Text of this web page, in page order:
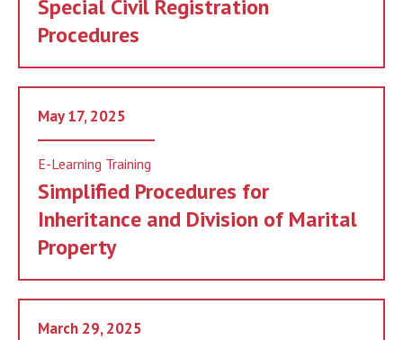
Special Civil Registration
Procedures
May 17, 2025
E-Learning Training
Simplified Procedures for
Inheritance and Division of Marital
Property
March 29, 2025